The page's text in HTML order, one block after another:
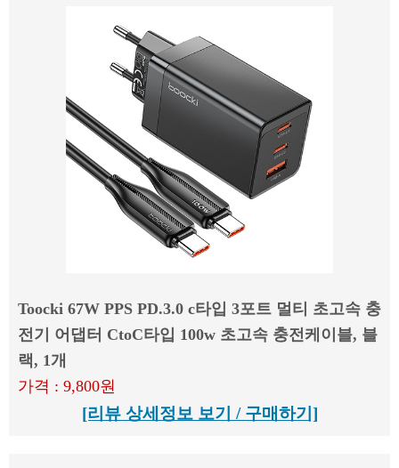
Toocki 67W PPS PD.3.0 c타입 3포트 멀티 초고속 충
전기 어댑터 CtoC타입 100w 초고속 충전케이블, 블
랙, 1개
가격 : 9,800원
[리뷰 상세정보 보기 / 구매하기]